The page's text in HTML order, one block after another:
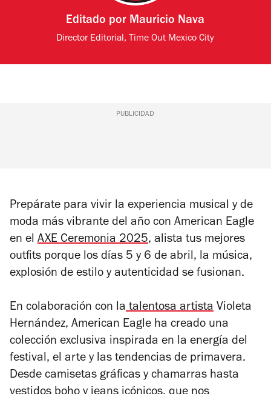
Editado por Mauricio Nava
Director Editorial, Time Out Mexico City
PUBLICIDAD
Prepárate para vivir la experiencia musical y de
moda más vibrante del año con American Eagle
en el AXE Ceremonia 2025, alista tus mejores
outfits porque los días 5 y 6 de abril, la música,
explosión de estilo y autenticidad se fusionan.
En colaboración con latalentosa artista Violeta
Hernández, American Eagle ha creado una
colección exclusiva inspirada en la energía del
festival, el arte y las tendencias de primavera.
Desde camisetas gráficas y chamarras hasta